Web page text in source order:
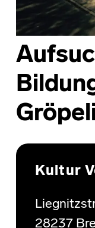
Skip back to main navigation
Kultur
28237